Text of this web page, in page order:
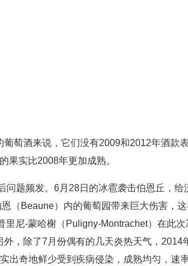
萄酒来说，它们没有2009和2012年酒款表
果实比2008年更加成熟。
问题频发。6月28日的冰雹袭击伯恩丘，给
（Beaune）内的葡萄园带来巨大伤害，
尼-蒙哈榭（Puligny-Montrachet）在此次
，除了7月份偶有的几天炎热天气，2014
出奇地鲜少受到疾病侵染，成熟均匀，速